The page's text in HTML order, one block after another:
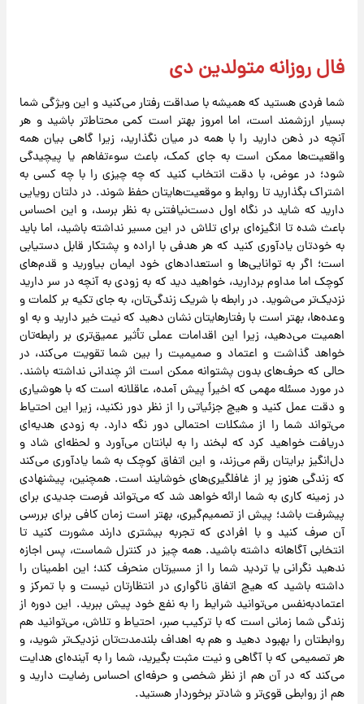
فال روزانه متولدین دی
شما فردی هستید که همیشه با صداقت رفتار می‌کنید و این ویژگی شما
بسیار ارزشمند است، اما امروز بهتر است کمی محتاط‌تر باشید و هر
آنچه در ذهن دارید را با همه در میان نگذارید، زیرا گاهی بیان همه
واقعیت‌ها ممکن است به جای کمک، باعث سوءتفاهم یا پیچیدگی
شود؛ در عوض، با دقت انتخاب کنید که چه چیزی را با چه کسی به
اشتراک بگذارید تا روابط و موقعیت‌هایتان حفظ شوند. در دلتان رویایی
دارید که شاید در نگاه اول دست‌نیافتنی به نظر برسد، و این احساس
باعث شده تا انگیزه‌ای برای تلاش در این مسیر نداشته باشید، اما باید
به خودتان یادآوری کنید که هر هدفی با اراده و پشتکار قابل دستیابی
است؛ اگر به توانایی‌ها و استعدادهای خود ایمان بیاورید و قدم‌های
کوچک اما مداوم بردارید، خواهید دید که به زودی به آنچه در سر دارید
نزدیک‌تر می‌شوید. در رابطه با شریک زندگی‌تان، به جای تکیه بر کلمات و
وعده‌ها، بهتر است با رفتارهایتان نشان دهید که نیت خیر دارید و به او
اهمیت می‌دهید، زیرا این اقدامات عملی تأثیر عمیق‌تری بر رابطه‌تان
خواهد گذاشت و اعتماد و صمیمیت را بین شما تقویت می‌کند، در
حالی که حرف‌های بدون پشتوانه ممکن است اثر چندانی نداشته باشند.
در مورد مسئله مهمی که اخیراً پیش آمده، عاقلانه است که با هوشیاری
و دقت عمل کنید و هیچ جزئیاتی را از نظر دور نکنید، زیرا این احتیاط
می‌تواند شما را از مشکلات احتمالی دور نگه دارد. به زودی هدیه‌ای
دریافت خواهید کرد که لبخند را به لبانتان می‌آورد و لحظه‌ای شاد و
دل‌انگیز برایتان رقم می‌زند، و این اتفاق کوچک به شما یادآوری می‌کند
که زندگی هنوز پر از غافلگیری‌های خوشایند است. همچنین، پیشنهادی
در زمینه کاری به شما ارائه خواهد شد که می‌تواند فرصت جدیدی برای
پیشرفت باشد؛ پیش از تصمیم‌گیری، بهتر است زمان کافی برای بررسی
آن صرف کنید و با افرادی که تجربه بیشتری دارند مشورت کنید تا
انتخابی آگاهانه داشته باشید. همه چیز در کنترل شماست، پس اجازه
ندهید نگرانی یا تردید شما را از مسیرتان منحرف کند؛ این اطمینان را
داشته باشید که هیچ اتفاق ناگواری در انتظارتان نیست و با تمرکز و
اعتمادبه‌نفس می‌توانید شرایط را به نفع خود پیش ببرید. این دوره از
زندگی شما زمانی است که با ترکیب صبر، احتیاط و تلاش، می‌توانید هم
روابطتان را بهبود دهید و هم به اهداف بلندمدت‌تان نزدیک‌تر شوید، و
هر تصمیمی که با آگاهی و نیت مثبت بگیرید، شما را به آینده‌ای هدایت
می‌کند که در آن هم از نظر شخصی و حرفه‌ای احساس رضایت دارید و
هم از روابطی قوی‌تر و شادتر برخوردار هستید.